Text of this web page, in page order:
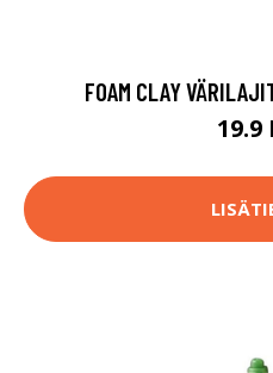
FOAM CLAY
19.9